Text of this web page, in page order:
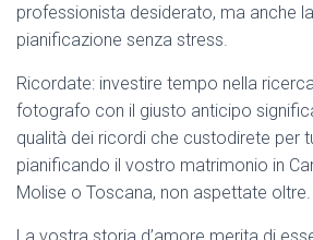
professionista desiderato, ma anche
pianificazione senza stress.
Ricordate: investire tempo nella
fotografo con il giusto anticipo
qualità dei ricordi che custodirete per
pianificando il vostro matrimonio in
Molise o Toscana, non aspettate oltre.